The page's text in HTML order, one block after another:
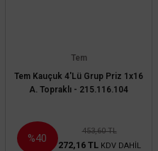
Tem
Tem Kauçuk 4'Lü Grup Priz 1x16
A. Topraklı - 215.116.104
%40
453,60 TL
272,16 TL KDV DAHİL